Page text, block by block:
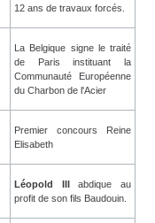
12 ans de travaux forcés.
La Belgique signe le traité
de Paris instituant la
Communauté Européenne
du Charbon de l'Acier
Premier concours Reine
Elisabeth
Léopold IIIabdique au
profit de son fils Baudouin.